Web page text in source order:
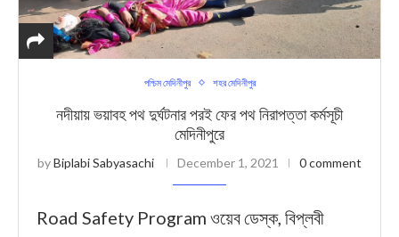
পশ্চিম মেদিনীপুর শহর মেদিনীপুর
নদীয়ায় ভয়াবহ পথ দুর্ঘটনার পরই ফের পথ নিরাপত্তা কর্মসূচী
মেদিনীপুরে
byBiplabi Sabyasachi December 1, 2021 0 comment
Road Safety Program ওয়েব ডেস্ক, বিপ্লবী